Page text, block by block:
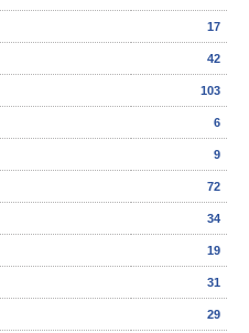
17
42
103
6
9
72
34
19
31
29